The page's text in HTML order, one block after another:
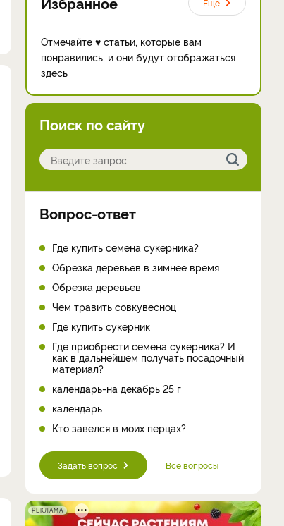
Еще
Отмечайте ♥ статьи, которые вам
понравились, и они будут отображаться
здесь
Поиск по сайту
Вопрос-ответ
Где купить семена сукерника?
Обрезка деревьев в зимнее время
Обрезка деревьев
Чем травить совкувесноц
Где купить сукерник
Где приобрести семена сукерника? И
как в дальнейшем получать посадочный
материал?
календарь-на декабрь 25 г
календарь
Кто завелся в моих перцах?
Задать вопрос Все вопросы
РЕКЛАМА